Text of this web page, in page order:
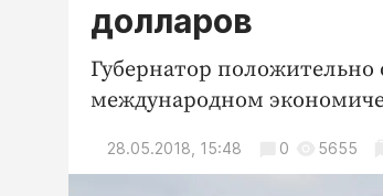
долларов
Губернатор положительно
международном
28.05.2018, 15:48 0 5655